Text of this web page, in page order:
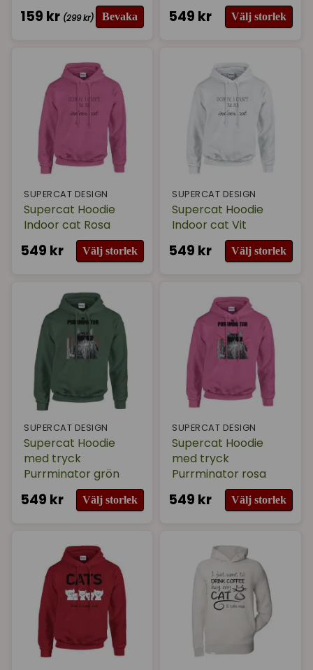
159 kr (299 kr) Bevaka 549 kr Välj storlek
SUPERCAT DESIGN
Supercat Hoodie
Indoor cat Rosa
549 kr Välj storlek
SUPERCAT DESIGN
Supercat Hoodie
Indoor cat Vit
549 kr Välj storlek
SUPERCAT DESIGN
Supercat Hoodie
med tryck
Purrminator grön
549 kr Välj storlek
SUPERCAT DESIGN
Supercat Hoodie
med tryck
Purrminator rosa
549 kr Välj storlek